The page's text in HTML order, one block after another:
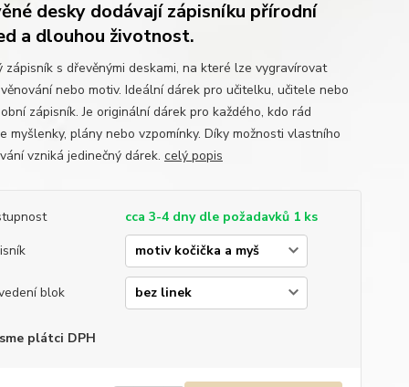
desky dodávají zápisníku přírodní
a dlouhou životnost.
zápisník s dřevěnými deskami, na které lze vygravírovat
nebo motiv. Ideální dárek pro učitelku, učitele nebo
zápisník. Je originální dárek pro každého, kdo rád
myšlenky, plány nebo vzpomínky. Díky možnosti vlastního
vzniká jedinečný dárek. celý popis
cca 3-4 dny dle požadavků 1 ks
blok
plátci DPH